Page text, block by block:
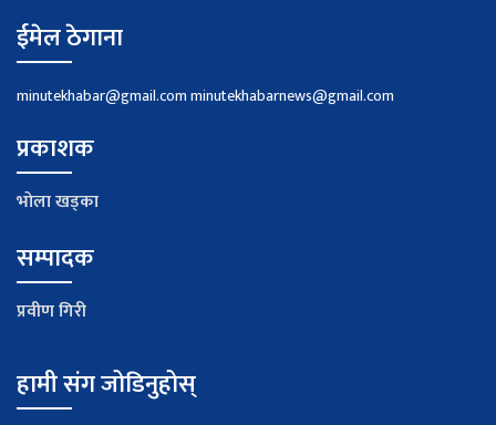
ईमेल ठेगाना
minutekhabar@gmail.comminutekhabarnews@gmail.com
प्रकाशक
भाेला खड्का
सम्पादक
प्रवीण गिरी
हामी संग जोडिनुहोस्